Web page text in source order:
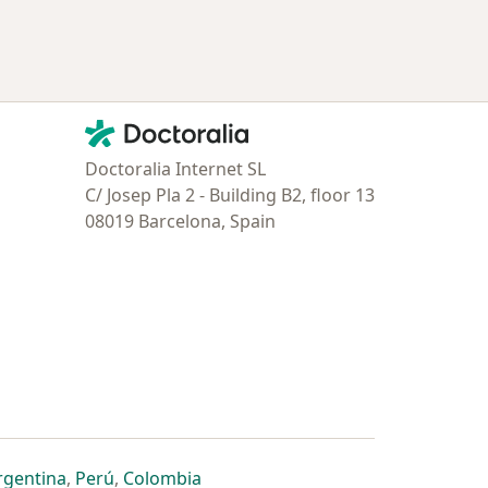
Contacto
Doctoralia - Página de inicio
Doctoralia Internet SL
C/ Josep Pla 2 - Building B2, floor 13
08019 Barcelona, Spain
pestaña
una nueva pestaña
en una nueva pestaña
se abre en una nueva pestaña
, Perúse abre en una nueva pestaña
, Colombiase abre en una nueva pestaña